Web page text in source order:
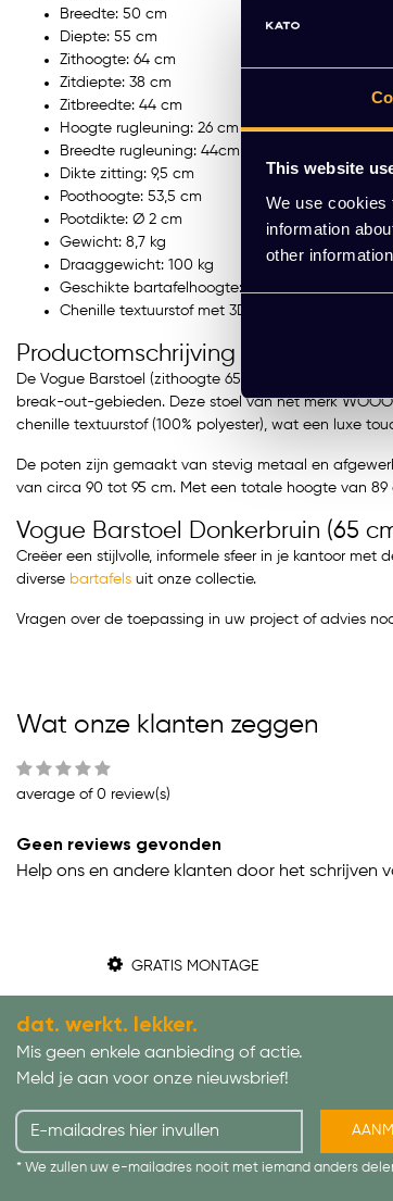
This website
We use cookies
information
other
Breedte: 50 cm
Diepte: 55 cm
Zithoogte: 64 cm
Zitdiepte: 38 cm
Zitbreedte: 44 cm
Hoogte rugleuning: 26 cm
Breedte rugleuning: 44cm
Dikte zitting: 9,5 cm
Poothoogte: 53,5 cm
Pootdikte: Ø 2 cm
Gewicht: 8,7 kg
Draaggewicht: 100 kg
Geschikte bartafelhoogte: 95 cm
Chenille textuurstof met 3D effect (100%
Productomschrijving
De Vogue Barstoel (zithoogte 65 cm) combineert
break-out-gebieden. Deze stoel van het merk
chenille textuurstof (100% polyester), wat een luxe
De poten zijn gemaakt van stevig metaal en
van circa 90 tot 95 cm. Met een totale hoogte van
Vogue Barstoel Donkerbruin (65
Creëer een stijlvolle, informele sfeer in je kantoor
diverse bartafels uit onze collectie.
Vragen over de toepassing in uw project of advies
Wat onze klanten zeggen
average of 0 review(s)
Geen reviews gevonden
Help ons en andere klanten door het schrijven
GRATIS MONTAGE
dat. werkt. lekker.
Mis geen enkele aanbieding of actie.
Meld je aan voor onze nieuwsbrief!
* We zullen uw e-mailadres nooit met iemand anders